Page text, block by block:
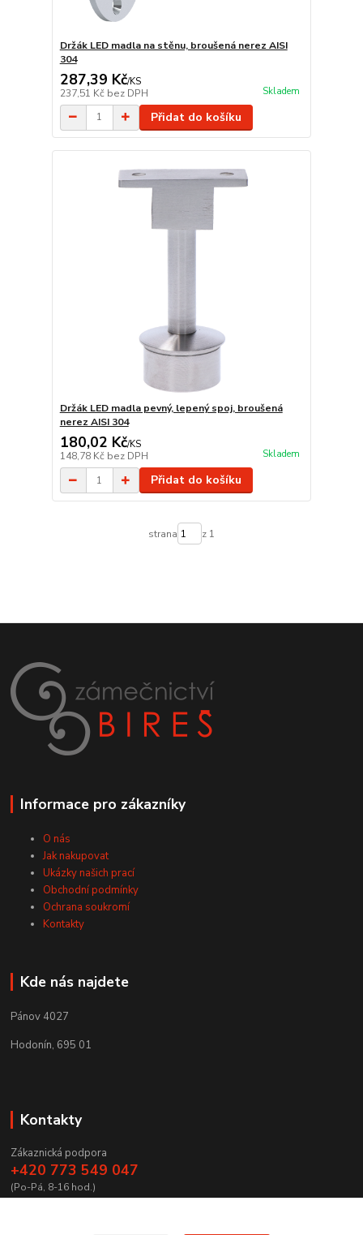
Držák LED madla na stěnu, broušená nerez AISI
304
287,39 Kč/KS
237,51 Kč bez DPH Skladem
Přidat do košíku
Držák LED madla pevný, lepený spoj, broušená
nerez AISI 304
180,02 Kč/KS
148,78 Kč bez DPH Skladem
Přidat do košíku
strana z 1
Informace pro zákazníky
O nás
Jak nakupovat
Ukázky našich prací
Obchodní podmínky
Ochrana soukromí
Kontakty
Kde nás najdete
Pánov 4027
Hodonín, 695 01
Kontakty
Zákaznická podpora
+420 773 549 047
(Po-Pá, 8-16 hod.)